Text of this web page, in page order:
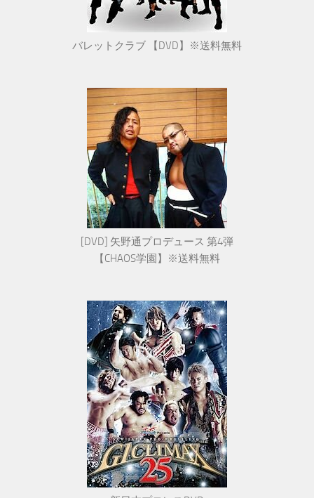
バレットクラブ 【DVD】※送料無料
[DVD] 矢野通プロデュース 第4弾
【CHAOS学園】※送料無料